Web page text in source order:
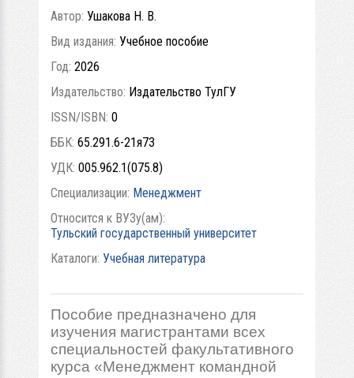
Автор: Ушакова Н. В.
Вид издания: Учебное пособие
Год: 2026
Издательство: Издательство ТулГУ
ISSN/ISBN: 0
ББК: 65.291.6-21я73
УДК: 005.962.1(075.8)
Специализации: Менеджмент
Относится к ВУЗу(ам):
Тульский государственный университет
Каталоги: Учебная литература
Пособие предназначено для
изучения магистрантами всех
специальностей факультативного
курса «Менеджмент командной